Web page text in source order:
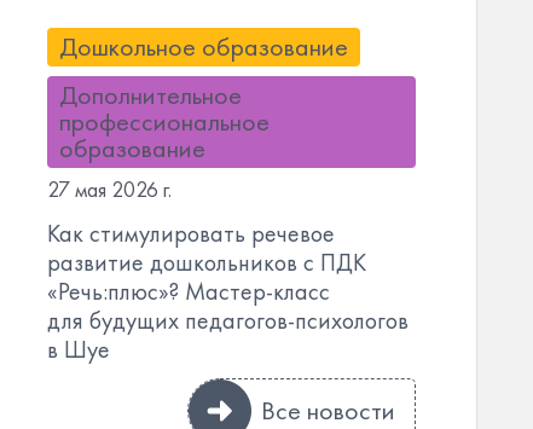
Дошкольное образование
Дополнительное
профессиональное
образование
27 мая 2026 г.
Как стимулировать речевое
развитие дошкольников с ПДК
«Речь:плюс»? Мастер-класс
для будущих педагогов-психологов
в Шуе
Все новости